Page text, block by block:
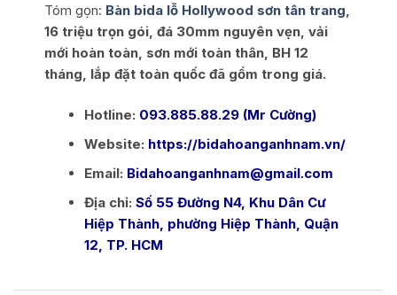
Tóm gọn: Bàn bida lỗ Hollywood sơn tân trang,
16 triệu trọn gói, đá 30mm nguyên vẹn, vải
mới hoàn toàn, sơn mới toàn thân, BH 12
tháng, lắp đặt toàn quốc đã gồm trong giá.
Hotline: 093.885.88.29 (Mr Cường)
Website: https://bidahoanganhnam.vn/
Email: Bidahoanganhnam@gmail.com
Địa chỉ: Số 55 Đường N4, Khu Dân Cư
Hiệp Thành, phường Hiệp Thành, Quận
12, TP. HCM